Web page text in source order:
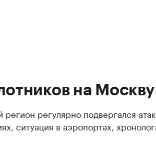
на Москву
регулярно подвергался
ситуация в аэропортах,